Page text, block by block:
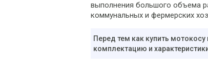
выполнения большого объема
коммунальных и фермерских
Перед тем как купить мотокосу
комплектацию и